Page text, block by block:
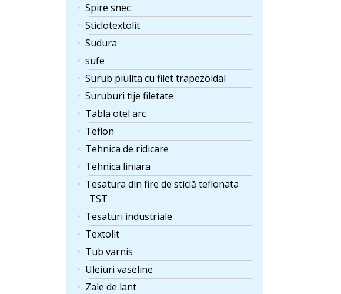
Spire snec
Sticlotextolit
Sudura
sufe
Surub piulita cu filet trapezoidal
Suruburi tije filetate
Tabla otel arc
Teflon
Tehnica de ridicare
Tehnica liniara
Tesatura din fire de sticlă teflonata
TST
Tesaturi industriale
Textolit
Tub varnis
Uleiuri vaseline
Zale de lant